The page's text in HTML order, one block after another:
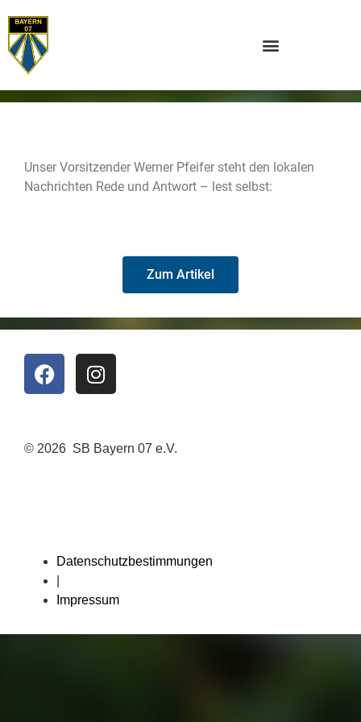
Unser Vorsitzender Werner Pfeifer steht den lokalen
Nachrichten Rede und Antwort – lest selbst:
Zum Artikel
© 2026 SB Bayern 07 e.V.
Datenschutzbestimmungen
Impressum